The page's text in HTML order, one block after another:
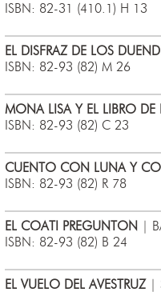
ISBN: 82-31 (410.1) H 13
EL DISFRAZ DE LOS
ISBN: 82-93 (82) M 26
MONA LISA Y EL LIBRO DE
ISBN: 82-93 (82) C 23
CUENTO CON LUNA Y
ISBN: 82-93 (82) R 78
EL COATI PREGUNTON
|
ISBN: 82-93 (82) B 24
EL VUELO DEL AVESTRUZ |